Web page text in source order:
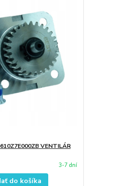
VENTILÁR
3-7 dní
do košíka